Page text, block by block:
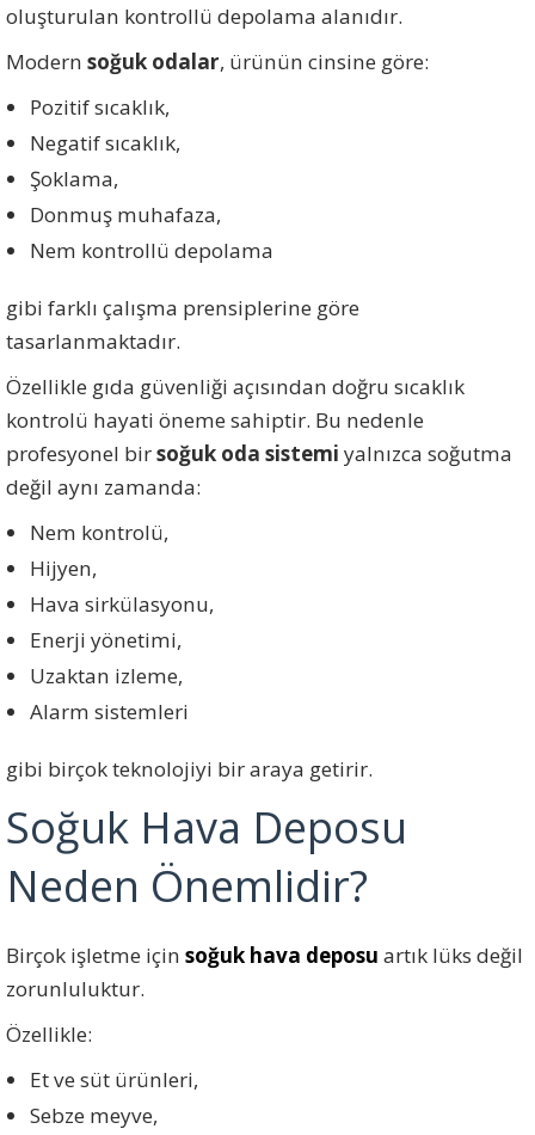
oluşturulan kontrollü depolama alanıdır.
Modern soğuk odalar, ürünün cinsine göre:
Pozitif sıcaklık,
Negatif sıcaklık,
Şoklama,
Donmuş muhafaza,
Nem kontrollü depolama
gibi farklı çalışma prensiplerine göre
tasarlanmaktadır.
Özellikle gıda güvenliği açısından doğru sıcaklık
kontrolü hayati öneme sahiptir. Bu nedenle
profesyonel birsoğuk oda sistemi yalnızca soğutma
değil aynı zamanda:
Nem kontrolü,
Hijyen,
Hava sirkülasyonu,
Enerji yönetimi,
Uzaktan izleme,
Alarm sistemleri
gibi birçok teknolojiyi bir araya getirir.
Soğuk Hava Deposu
Neden Önemlidir?
Birçok işletme için soğuk hava deposu artık lüks değil
zorunluluktur.
Özellikle:
Et ve süt ürünleri,
Sebze meyve,